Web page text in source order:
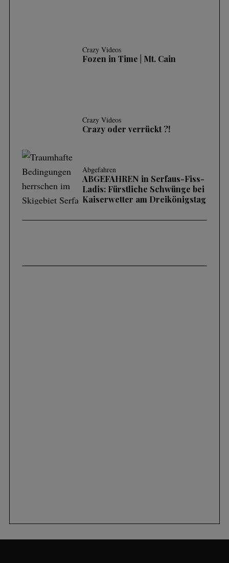
Crazy Videos
Fozen in Time | Mt. Cain
Crazy Videos
Crazy oder verrückt ?!
Abgefahren
ABGEFAHREN in Serfaus-Fiss-
Ladis: Fürstliche Schwünge bei
Kaiserwetter am Dreikönigstag